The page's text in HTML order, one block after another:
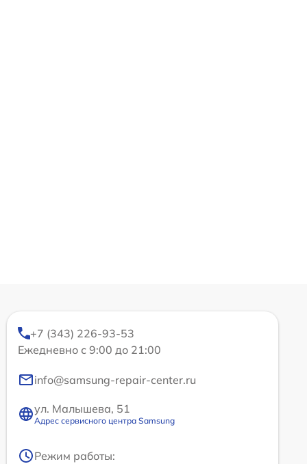
+7 (343) 226-93-53
Ежедневно с 9:00 до 21:00
info@samsung-repair-center.ru
ул. Малышева, 51
Адрес сервисного центра Samsung
Режим работы: